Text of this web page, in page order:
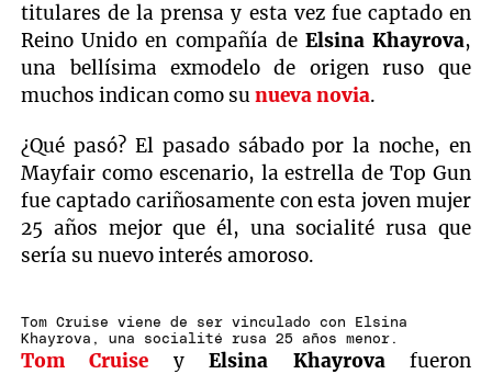
titulares de la prensa y esta vez fue captado en
Reino Unido en compañía de Elsina Khayrova,
una bellísima exmodelo de origen ruso que
muchos indican como sunueva novia.
¿Qué pasó? El pasado sábado por la noche, en
Mayfair como escenario, la estrella de Top Gun
fue captado cariñosamente con esta joven mujer
25 años mejor que él, una socialité rusa que
sería su nuevo interés amoroso.
Tom Cruise viene de ser vinculado con Elsina
Khayrova, una socialité rusa 25 años menor.
Tom Cruise yElsina Khayrovafueron